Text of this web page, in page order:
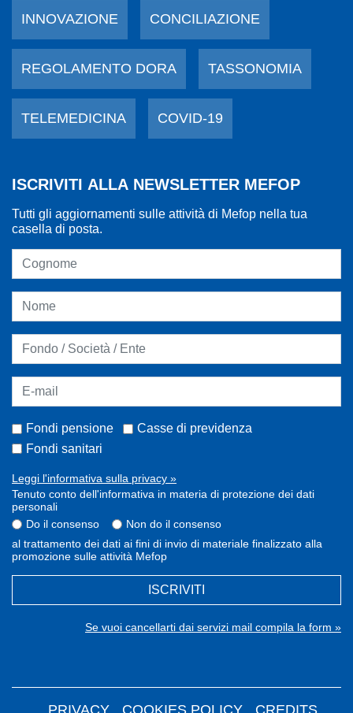
INNOVAZIONE CONCILIAZIONE
REGOLAMENTO DORA TASSONOMIA
TELEMEDICINA COVID-19
ISCRIVITI ALLA NEWSLETTER MEFOP
Tutti gli aggiornamenti sulle attività di Mefop nella tua
casella di posta.
Fondi pensione
Casse di previdenza
Fondi sanitari
Leggi l'informativa sulla privacy »
Tenuto conto dell'informativa in materia di protezione dei dati
personali
Do il consenso
Non do il consenso
al trattamento dei dati ai fini di invio di materiale finalizzato alla
promozione sulle attività Mefop
ISCRIVITI
Se vuoi cancellarti dai servizi mail compila la form »